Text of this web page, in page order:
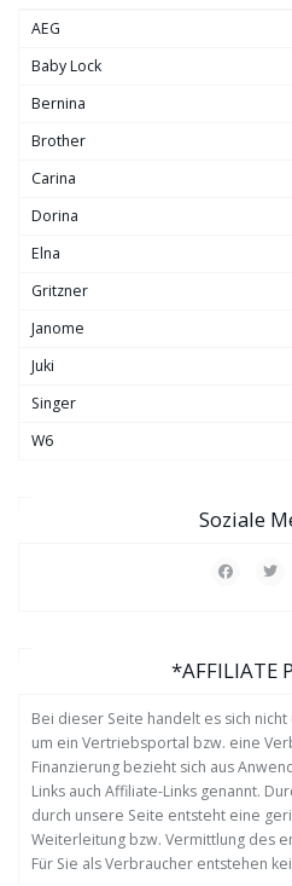
AEG
Baby Lock
Bernina
Brother
Carina
Dorina
Elna
Gritzner
Janome
Juki
Singer
W6
Soziale
*AFFILIATE
Bei dieser Seite handelt es sich
um ein Vertriebsportal bzw. eine
Finanzierung bezieht sich aus
Links auch Affiliate-Links genannt.
durch unsere Seite entsteht eine
Weiterleitung bzw. Vermittlung des
Für Sie als Verbraucher entstehen